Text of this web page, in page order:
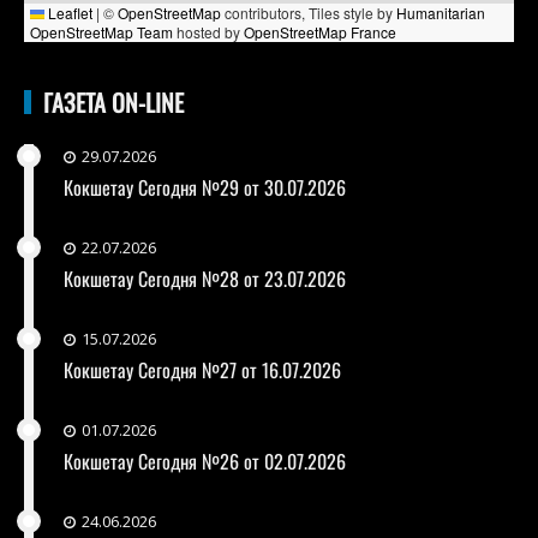
Leaflet | ©OpenStreetMapcontributors, Tiles style by Humanitarian
OpenStreetMap Teamhosted byOpenStreetMap France
ГАЗЕТА ON-LINE
29.07.2026
Кокшетау Сегодня №29 от 30.07.2026
22.07.2026
Кокшетау Сегодня №28 от 23.07.2026
15.07.2026
Кокшетау Сегодня №27 от 16.07.2026
01.07.2026
Кокшетау Сегодня №26 от 02.07.2026
24.06.2026